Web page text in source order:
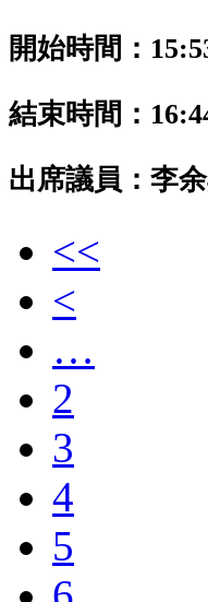
開始時間：
結束時間：
出席議員： 李
<<
<
…
2
3
4
5